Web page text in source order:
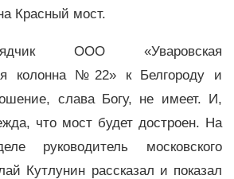
Красный мост.
ООО «Уваровская
колонна №22» к Белгороду и
слава Богу, не имеет. И,
что мост будет достроен. На
руководитель московского
Кутлунин рассказал и показал